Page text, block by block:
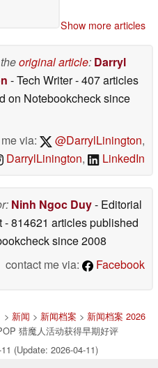
Show more articles
original article: Darryl
- Tech Writer- 407 articles
on Notebookchecksince
via:
@DarrylLinington,
DarrylLinington, LinkedIn
Ninh Ngoc Duy- Editorial
- 814621 articles published
since 2008
contact me via:
Facebook
> 新闻 > 新闻档案 > 新闻档案 2026
猎魔人活动获得早期好评
(Update: 2026-04-11)